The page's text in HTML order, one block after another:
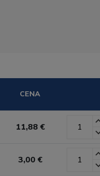
CENA
11,88 €
3,00 €